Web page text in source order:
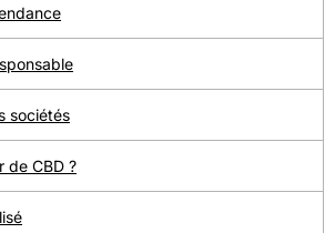
sociétés
de CBD ?